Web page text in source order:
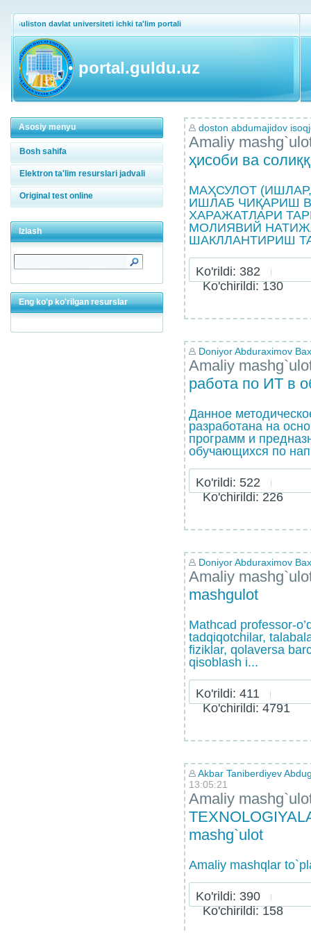
Guliston davlat universiteti ichki ta'lim portali
portal.guldu.uz
Asosiy menyu
Bosh sahifa
Elektron ta'lim resurslari jadvali
Original test online
Izlash
Eng ko'p ko'rilgan resurslar
doston abdumajidov
Amaliy
ҳисоби ва
МАҲСУЛОТ
ИШЛАБ ЧИҚАРИШ
ХАРАЖАТЛАРИ
МОЛИЯВИЙ
ШАКЛЛАНТИРИШ
Ko'rildi: 382
Ko'chirildi: 130
Doniyor Abduraximov
Amaliy
работа по ИТ в
Данное
разработана на
программ и
обучающихся по
Ko'rildi: 522
Ko'chirildi: 226
Doniyor Abduraximov
Amaliy
mashgulot
Mathcad profеssor-
tadqiqotchilar,
fiziklar, qolavеrsa
qisoblash i...
Ko'rildi: 411
Ko'chirildi: 4791
Akbar Taniberdiyev
13:05:21
Amaliy
mashg`ulot
Amaliy mashqlar
Ko'rildi: 390
Ko'chirildi: 158